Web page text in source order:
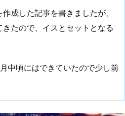
成した記事を書きましたが、
たので、イスとセットとなる
中頃にはできていたので少し前